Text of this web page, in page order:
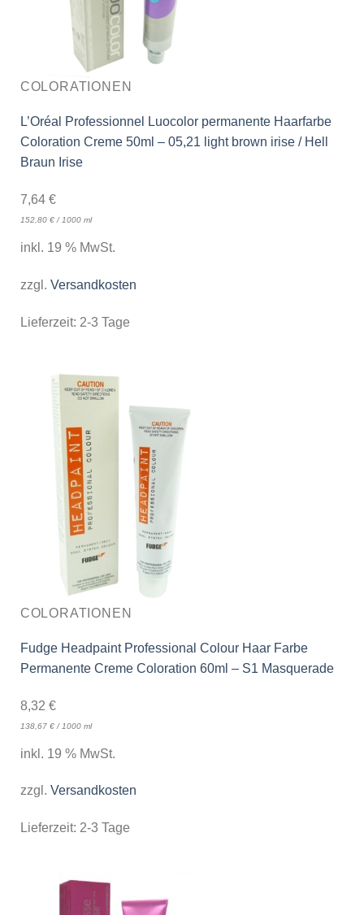
COLORATIONEN
L’Oréal Professionnel Luocolor permanente Haarfarbe
Coloration Creme 50ml – 05,21 light brown irise / Hell
Braun Irise
7,64 €
152,80 €/ 1000 ml
inkl. 19 % MwSt.
zzgl. Versandkosten
Lieferzeit: 2-3 Tage
COLORATIONEN
Fudge Headpaint Professional Colour Haar Farbe
Permanente Creme Coloration 60ml – S1 Masquerade
8,32 €
138,67 €/ 1000 ml
inkl. 19 % MwSt.
zzgl. Versandkosten
Lieferzeit: 2-3 Tage